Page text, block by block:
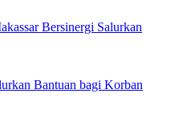
Bersinergi Salurkan
Bantuan bagi Korban